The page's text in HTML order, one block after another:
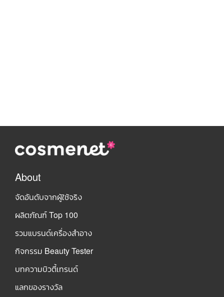
About
จัดอันดับจากผู้ใช้จริง
ผลิตภัณฑ์ Top 100
รวมแบรนด์เครื่องสำอาง
กิจกรรม Beauty Tester
บทความบิวตี้เทรนด์
แลกของรางวัล